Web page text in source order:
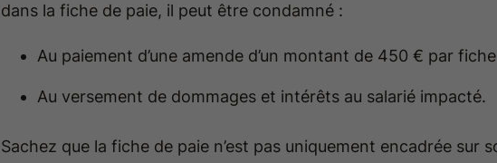
dans la fiche de paie, il peut être condamné :
Au paiement d’une amende d’un montant de 450 € par
Au versement de dommages et intérêts au salarié impacté.
Sachez que la fiche de paie n’est pas uniquement encadrée sur